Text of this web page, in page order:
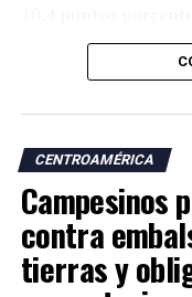
regional, que
promedio de los
El informe también
capacidad
décadas. Entre 2000
15 % a 11.3 % del
porcentuales,
Latina y el Caribe
CENTROAMÉRICA
Campesinos
contra
tierras y